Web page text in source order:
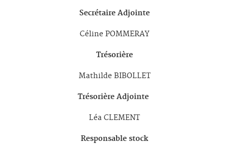
Secrétaire Adjointe
Céline POMMERAY
Trésorière
Mathilde BIBOLLET
Trésorière Adjointe
Léa CLEMENT
Responsable stock